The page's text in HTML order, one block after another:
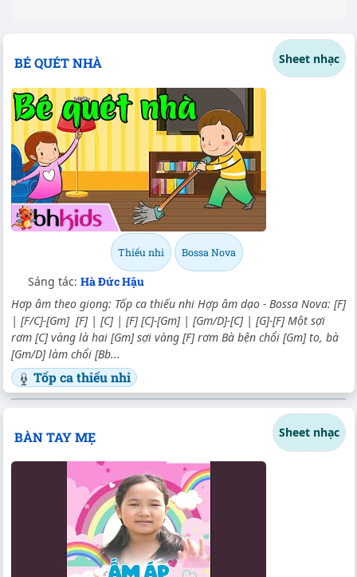
BÉ QUÉT NHÀ Sheet nhạc
Thiếu nhi Bossa Nova
Sáng tác: Hà Đức Hậu
Hợp âm theo giọng: Tốp ca thiếu nhi Hợp âm dạo - Bossa Nova: [F]
| [F/C]-[Gm] [F] | [C] | [F] [C]-[Gm] | [Gm/D]-[C] | [G]-[F] Một sợi
rơm [C] vàng là hai [Gm] sợi vàng [F] rơm Bà bện chổi [Gm] to, bà
[Gm/D] làm chổi [Bb...
Tốp ca thiếu nhi
BÀN TAY MẸ Sheet nhạc